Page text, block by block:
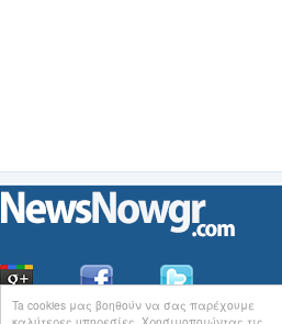
Ta cookies μας βοηθούν να σας παρέχουμε